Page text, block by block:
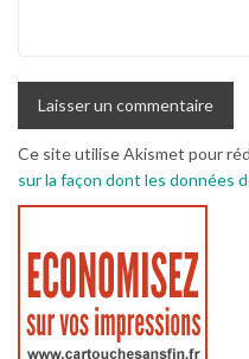
Ce site utilise Akismet pour
sur la façon dont les données